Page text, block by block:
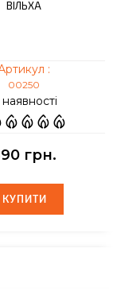
ВІЛЬХА
:
00250
грн.
КУПИТИ
КУПИТИ